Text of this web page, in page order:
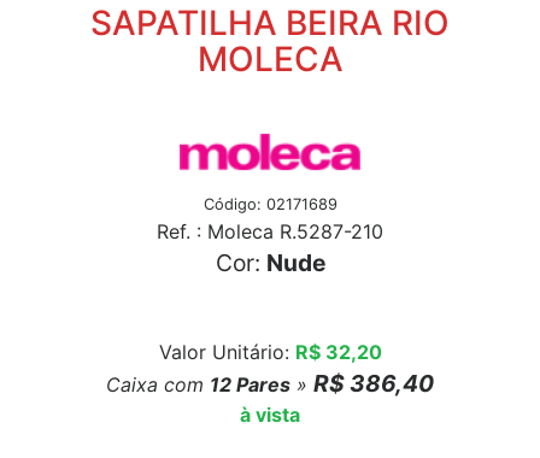
SAPATILHA BEIRA RIO
MOLECA
Código: 02171689
Ref. : Moleca R.5287-210
Cor: Nude
Valor Unitário: R$ 32,20
Caixa com 12 Pares » R$ 386,40
à vista